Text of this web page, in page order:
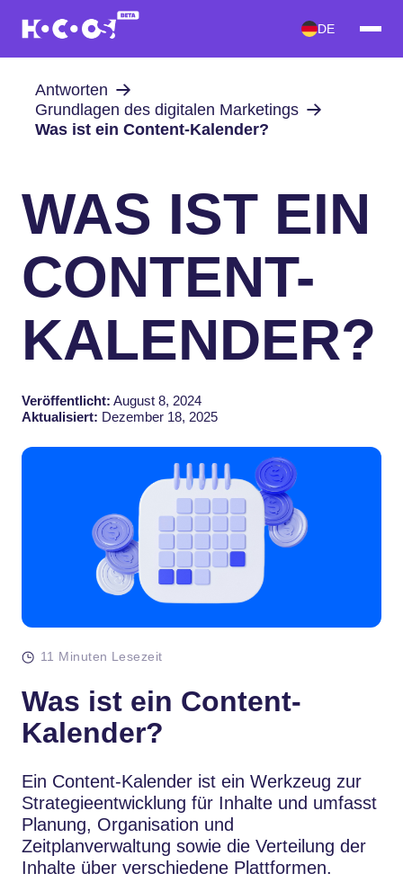
DE
Antworten
Grundlagen des digitalen Marketings
Was ist ein Content-Kalender?
WAS IST EIN
CONTENT-
KALENDER?
Veröffentlicht: August 8, 2024
Aktualisiert: Dezember 18, 2025
11 Minuten Lesezeit
Was ist ein Content-
Kalender?
Ein Content-Kalender ist ein Werkzeug zur
Strategieentwicklung für Inhalte und umfasst
Planung, Organisation und
Zeitplanverwaltung sowie die Verteilung der
Inhalte über verschiedene Plattformen.